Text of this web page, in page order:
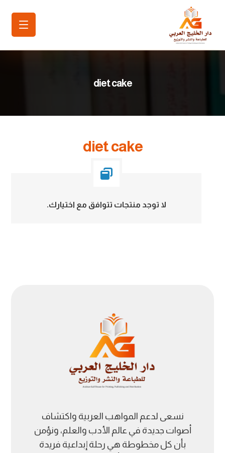
diet cake
diet cake
لا توجد منتجات تتوافق مع اختيارك.
نسعى لدعم المواهب العربية واكتشاف
أصوات جديدة في عالم الأدب والعلم، ونؤمن
بأن كل مخطوطة هي رحلة إبداعية فريدة